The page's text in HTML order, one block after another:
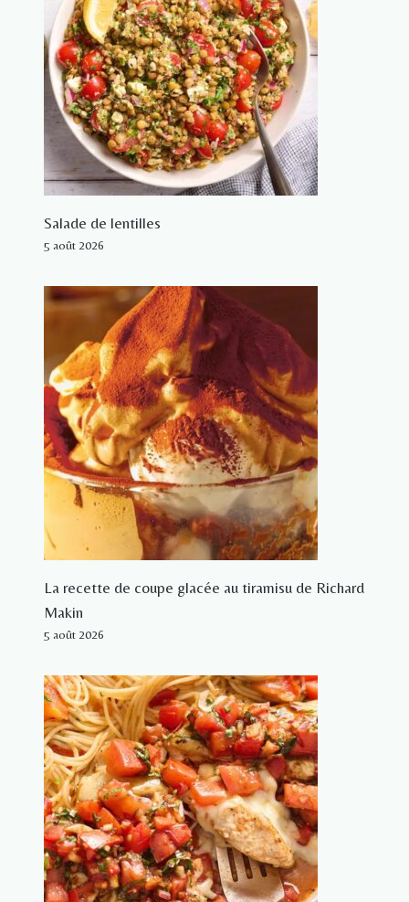
Salade de lentilles
5 août 2026
La recette de coupe glacée au tiramisu de Richard
Makin
5 août 2026